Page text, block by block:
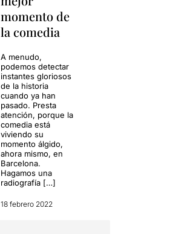
momento de
la comedia
A menudo,
podemos detectar
instantes gloriosos
de la historia
cuando ya han
pasado. Presta
atención, porque la
comedia está
viviendo su
momento álgido,
ahora mismo, en
Barcelona.
Hagamos una
radiografía […]
18 febrero 2022